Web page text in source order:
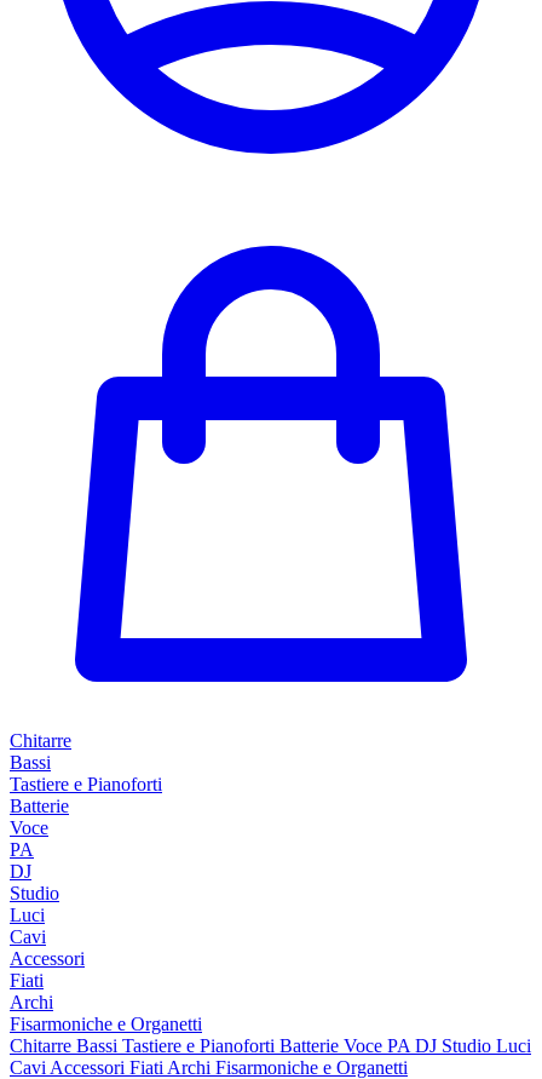
Chitarre
Bassi
Tastiere e Pianoforti
Batterie
Voce
PA
DJ
Studio
Luci
Cavi
Accessori
Fiati
Archi
Fisarmoniche e Organetti
Chitarre Bassi Tastiere e Pianoforti Batterie Voce PA DJ Studio Luci
Cavi Accessori Fiati Archi Fisarmoniche e Organetti